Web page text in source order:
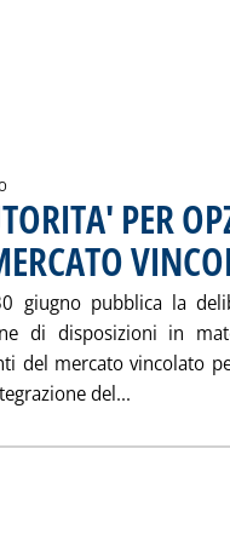
PER
giugno pubblica la
di disposizioni in
del mercato vincolato
del...